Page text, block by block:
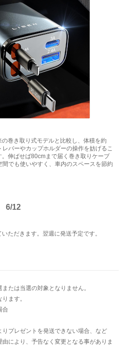
巻き取り式モデルと比較し、体積を約
バーやカップホルダーの操作を妨げるこ
伸ばせば80cmまで届く巻き取りケーブ
でも使いやすく、車内のスペースを節約
12
ただきます。翌週に発送予定です。
たは当選の対象となりません。
ます。
合
プレゼントを発送できない場合、など
により、予告なく変更となる事がありま